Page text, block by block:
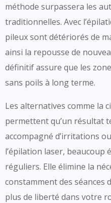
méthode surpassera les
traditionnelles. Avec
pileux sont détériorés de
ainsi la repousse de
définitif assure que les
sans poils à long terme.
Les alternatives comme la
permettent qu’un résultat
accompagné d’irritations
l’épilation laser, beaucoup
réguliers. Elle élimine la
constamment des séances
plus de liberté dans votre